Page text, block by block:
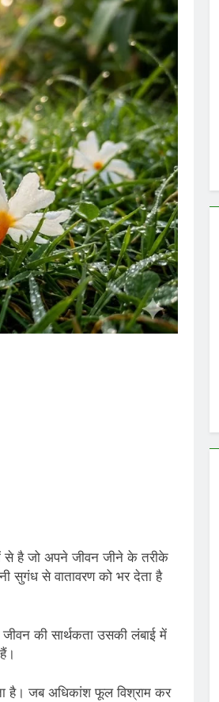
है जो अपने जीवन जीने के तरीके
सुगंध से वातावरण को भर देता है
जीवन की सार्थकता उसकी लंबाई में
है। जब अधिकांश फूल विश्राम कर